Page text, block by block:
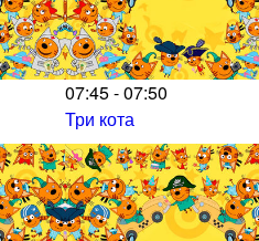
07:45 - 07:50
Три кота